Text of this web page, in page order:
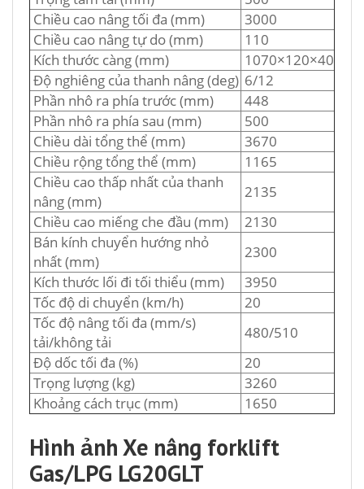
Chiều cao nâng tối đa (mm)
3000
Chiều cao nâng tự do (mm)
110
Kích thước càng (mm)
1070×120×40
Độ nghiêng của thanh nâng (deg) 6/12
Phần nhô ra phía trước (mm)
448
Phần nhô ra phía sau (mm)
500
Chiều dài tổng thể (mm)
3670
Chiều rộng tổng thể (mm)
1165
Chiều cao thấp nhất của thanh
nâng (mm)
2135
Chiều cao miếng che đầu (mm)
2130
Bán kính chuyển hướng nhỏ
nhất (mm)
2300
Kích thước lối đi tối thiểu (mm)
3950
Tốc độ di chuyển (km/h)
20
Tốc độ nâng tối đa (mm/s)
tải/không tải
480/510
Độ dốc tối đa (%)
20
Trọng lượng (kg)
3260
Khoảng cách trục (mm)
1650
Hình ảnh Xe nâng forklift
Gas/LPG LG20GLT